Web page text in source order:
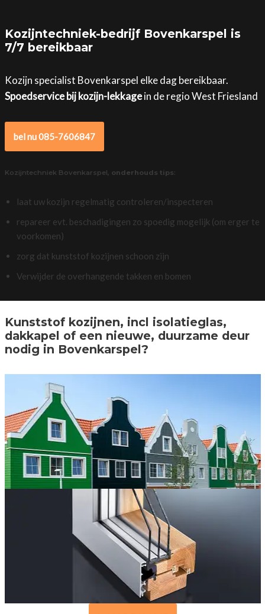
Kozijntechniek-bedrijf Bovenkarspel is
7/7 bereikbaar
Kozijn specialist Bovenkarspel elke dag bereikbaar.
Spoedservice bij kozijn-lekkagein de regio West Friesland
bel nu 085-7606847
Kozijntechniek Bovenkarspel, onderhouds tips:
laat uw kozijn regelmatig controleren/inspecteren
repareer evt. beschadigingen zo spoedig mogelijk (om erger te
voorkomen)
zorg dat kunststof kozijnen schoon zijn
Verwijder de overhangende takken en bomen
Kunststof kozijnen, incl isolatieglas,
dakkapel of een nieuwe, duurzame deur
nodig in Bovenkarspel?